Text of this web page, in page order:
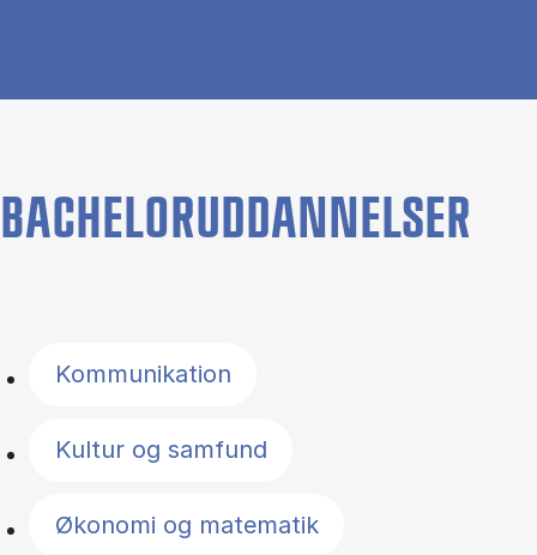
BACHELORUDDANNELSER
Kommunikation
Kultur og samfund
Økonomi og matematik